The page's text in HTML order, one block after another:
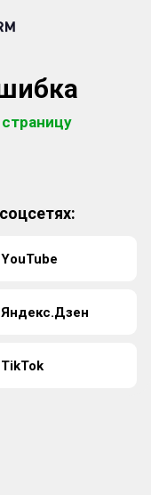
YouTube
Яндекс.Дзен
TikTok